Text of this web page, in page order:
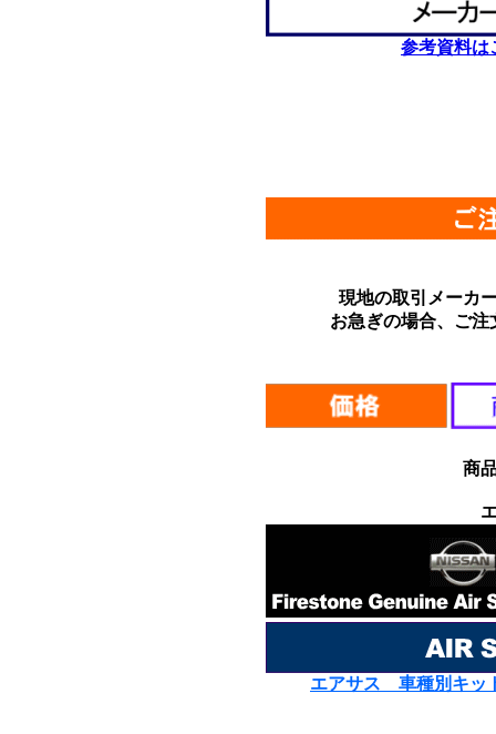
参考資料は
現地の取引メーカ
お急ぎの場合、ご
商
エアサス 車種別キッ